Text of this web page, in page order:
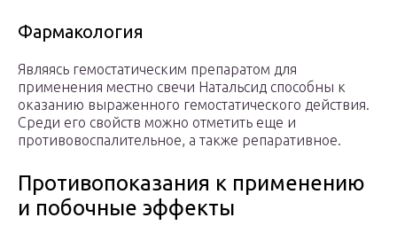
Фармакология
Являясь гемостатическим препаратом для
применения местно свечи Натальсид способны к
оказанию выраженного гемостатического действия.
Среди его свойств можно отметить еще и
противовоспалительное, а также репаративное.
Противопоказания к применению
и побочные эффекты